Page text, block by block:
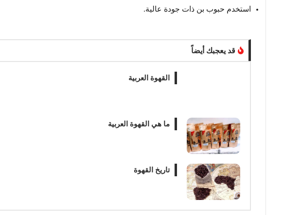
استخدم حبوب بن ذات جودة عالية.
قد يعجبك أيضاً
القهوة العربية
ما هي القهوة العربية
تاريخ القهوة